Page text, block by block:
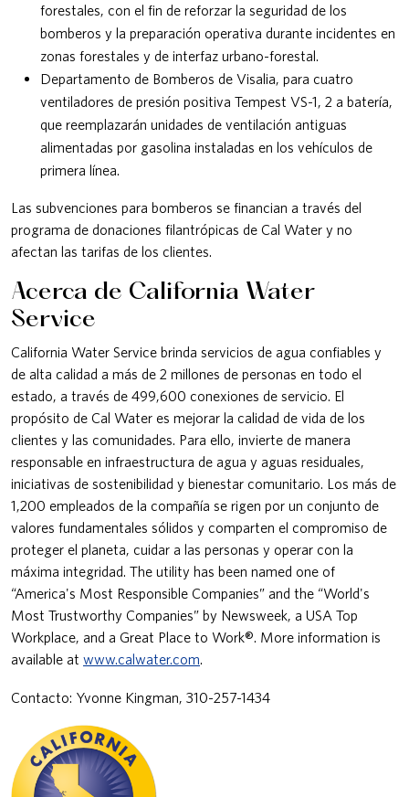
forestales, con el fin de reforzar la seguridad de los
bomberos y la preparación operativa durante incidentes en
zonas forestales y de interfaz urbano-forestal.
Departamento de Bomberos de Visalia, para cuatro
ventiladores de presión positiva Tempest VS-1, 2 a batería,
que reemplazarán unidades de ventilación antiguas
alimentadas por gasolina instaladas en los vehículos de
primera línea.
Las subvenciones para bomberos se financian a través del
programa de donaciones filantrópicas de Cal Water y no
afectan las tarifas de los clientes.
Acerca de California Water
Service
California Water Service brinda servicios de agua confiables y
de alta calidad a más de 2 millones de personas en todo el
estado, a través de 499,600 conexiones de servicio. El
propósito de Cal Water es mejorar la calidad de vida de los
clientes y las comunidades. Para ello, invierte de manera
responsable en infraestructura de agua y aguas residuales,
iniciativas de sostenibilidad y bienestar comunitario. Los más de
1,200 empleados de la compañía se rigen por un conjunto de
valores fundamentales sólidos y comparten el compromiso de
proteger el planeta, cuidar a las personas y operar con la
máxima integridad. The utility has been named one of
“America's Most Responsible Companies” and the “World's
Most Trustworthy Companies” by Newsweek, a USA Top
Workplace, and a Great Place to Work®. More information is
available at www.calwater.com
Contacto: Yvonne Kingman, 310-257-1434